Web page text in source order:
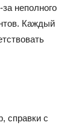
неполного
Каждый
справки с